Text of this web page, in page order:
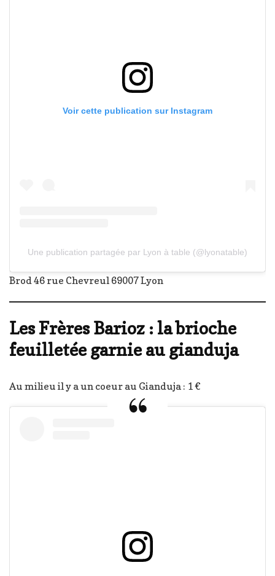
Voir cette publication sur Instagram
Une publication partagée par Lyon à table (@lyonatable)
Brod 46 rue Chevreul 69007 Lyon
Les Frères Barioz : la brioche
feuilletée garnie au gianduja
Au milieu il y a un coeur au Gianduja : 1 €